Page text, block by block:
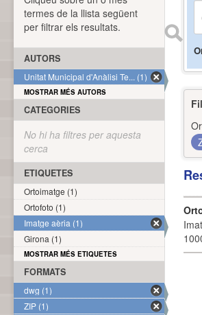
termes de la llista següent
per filtrar els resultats.
AUTORS
Unitat Municipal d'Anàlisi Te... (1)
MOSTRAR MÉS AUTORS
CATEGORIES
No hi ha filtres per aquesta
cerca
ETIQUETES
Ortoimatge (1)
Ortofoto (1)
Imatge aèria (1)
Girona (1)
MOSTRAR MÉS ETIQUETES
FORMATS
dwg (1)
ZIP (1)